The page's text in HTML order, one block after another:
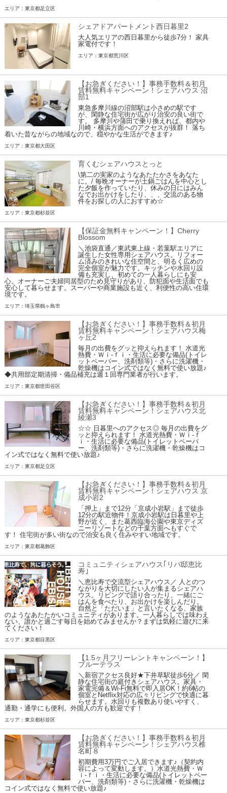
エリア：東京都足立区
シェアドアパートメント西日暮里2
大人気エリアの西日暮里から徒歩7分！ 家具
家電付です！
エリア：東京都荒川区
【お急ぎください！】事務手数料＆初月
賃料無料キャンペーン！シェアハウス 沼
部1
東急多摩川線の沼部駅は小さめの駅です
が、閑静な住宅街が広がり治安の良い街で
す。 多摩川や蒲田で乗り換えれば、都内や
川崎・横浜方面へのアクセスが抜群！ 落ち
着いた昔ながらの地域なので、穏やかな生活ができます♪
エリア：東京都大田区
育くむシェアハウスとっと
\第二の実家のようなあたたかさをあなた
に。/ 毎晩オーナーが土鍋ごはんを中心とし
た夕飯を作っていたり、休みの日にはみん
なでお出かけをしたり、、、交流のある物
件をお探しの人におすすめ☆
エリア：東京都杉並区
【保証金無料キャンペーン！】Cherry
Blossom
＼池袋直通／東武東上線・若葉駅エリアに
誕生した女性専用シェアハウス。リフォー
ム済みのきれいな住空間と、明るく広めの
完全個室が魅力です。キッチンや水回り設
備も充実し、初めての一人暮らしにも安
心。オーナーご夫婦同居型のため見守りがあり、防犯面や生活面でも
安心して暮らせます。スーパーや商業施設も近く、利便性の高い住環
境です。
エリア：埼玉県鶴ヶ島市
【お急ぎください！】事務手数料＆初月
賃料無料キャンペーン！シェアハウス梅
ヶ丘2
毎月の出費をグッと抑えられます！ 水道光
熱費・Ｗｉ-ｆｉ・生活に必要な備品(トイレ
ットペーパー、洗剤類等)・さらに洗濯機・
乾燥機はコイン式ではなく無料で使い放題♪
◆共用部定期清掃・備品補充は週１回専門業者が行います。
エリア：東京都世田谷区
【お急ぎください！】事務手数料＆初月
賃料無料キャンペーン！シェアハウス北
綾瀬3
☆☆ 日暮里へのアクセス◎ 毎月の出費をグ
ッと抑えられます！ 水道光熱費・Ｗｉ-ｆ
ｉ・生活に必要な備品(トイレットペーパ
ー、洗剤類等)・さらに洗濯機・乾燥機はコ
イン式ではなく無料で使い放題♪
エリア：東京都足立区
【お急ぎください！】事務手数料＆初月
賃料無料キャンペーン！シェアハウス 京
成小岩2
「押上」まで12分「京成小岩駅」まで徒歩
12分の駅近物件！京成小岩駅は日暮里や上
野が近く、また葛西臨海公園や東京ディズ
ニーリゾートなどの千葉方面へもすぐで
す！ 住宅街が多い街なので治安も良く住みやすい地域です。
エリア：東京都葛飾区
コミュニティシェアハウス｢リバ邸恵比
寿｣
＼恵比寿で交流型シェアハウス／ 人とのつ
ながりを大切にしたい人が集まるシェアハ
ウス。リビングで語り合ったり、一緒にご
はんを食べたり、お出かけを楽しんだり。
自然と「ただいま」と言いたくなる、家族
のようなあたたかいコミュニティがあります。一人暮らしでは味わえ
ない、誰かと過ごす毎日を始めてみませんか？まずは気軽に遊びに来
てください！
エリア：東京都目黒区
【1.5ヶ月フリーレントキャンペーン！】
ブルーテラス
＼新宿アクセス良好★下井草駅徒歩6分／ 閑
静な住宅街の庭付きシェアハウス。家具・
家電完備＆Wi-Fi無料で即入居OK！約6帖の
個室とNetflix対応の広々リビングで快適に暮
らせます。水回りも複数あり使いやすく、
通勤・通学にも便利。外国人の方も歓迎です！
エリア：東京都杉並区
【お急ぎください！】事務手数料＆初月
賃料無料キャンペーン！シェアハウス椎
名町８
初期費用3万円でご入居できます♪（契約内
容によって変動します。）水道光熱費・Ｗ
ｉ-ｆｉ・生活に必要な備品(トイレットペー
パー、洗剤類等)・さらに洗濯機・乾燥機は
コイン式ではなく無料で使い放題♪